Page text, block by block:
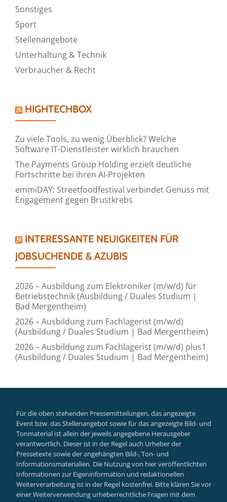
Sonstiges
Sport
Stellenangebote
Unterhaltung & Technik
Verbraucher & Recht
HIGHTECHBOX
Zu viele Tools, zu wenig Überblick? Welche
Software IT-Dienstleister wirklich brauchen
The Payments Group Holding erzielt deutliche
Fortschritte bei ihren AI-Projekten
emmiDAY: Streetfoodfestival verbindet Genuss mit
Engagement gegen Brustkrebs
INTERESSANTE NEUIGKEITEN FÜR
JOBSUCHENDE & AZUBIS
2026 – Ausbildung zum Elektroniker (m/w/d) für
Betriebstechnik (Ausbildung / Duales Studium |
Bad Mergentheim)
2026 – Ausbildung zum Fachlagerist (m/w/d)
(Ausbildung / Duales Studium | Bad Mergentheim)
2026 – Ausbildung zum Fachlagerist (m/w/d) plus1
(Ausbildung / Duales Studium | Bad Mergentheim)
Für die oben stehenden Pressemitteilungen, das angezeigte
Event bzw. das Stellenangebot sowie für das angezeigte Bild- und
Tonmaterial ist allein der jeweils angegebene Herausgeber
verantwortlich. Dieser ist in der Regel auch Urheber der
Pressetexte sowie der angehängten Bild-, Ton- und
Informationsmaterialien. Die Nutzung von hier veröffentlichten
Informationen zur Eigeninformation und redaktionellen
Weiterverarbeitung ist in der Regel kostenfrei. Bitte klären Sie vor
einer Weiterverwendung urheberrechtliche Fragen mit dem